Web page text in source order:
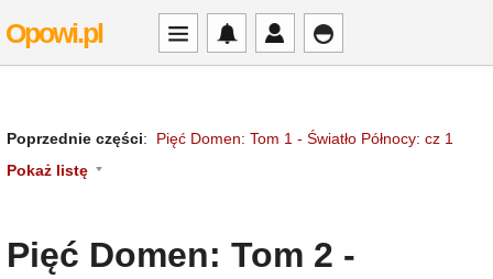
Opowi.pl
Poprzednie części: Pięć Domen: Tom 1 - Światło Północy: cz 1
Pokaż listę
Pięć Domen: Tom 2 -